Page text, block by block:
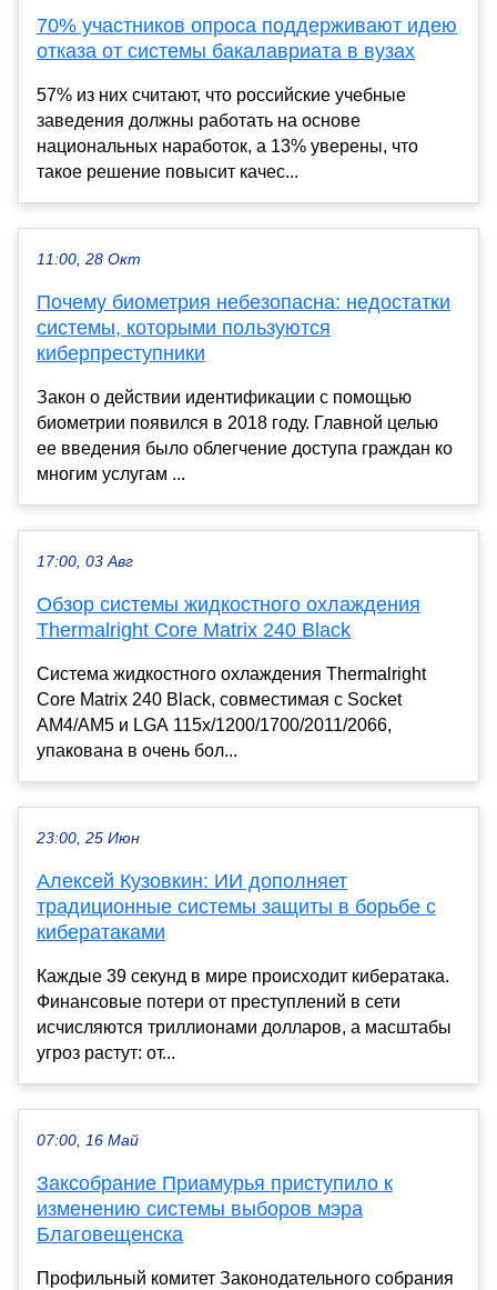
70% участников опроса поддерживают идею
отказа от системы бакалавриата в вузах
57% из них считают, что российские учебные
заведения должны работать на основе
национальных наработок, а 13% уверены, что
такое решение повысит качес...
11:00, 28 Окт
Почему биометрия небезопасна: недостатки
системы, которыми пользуются
киберпреступники
Закон о действии идентификации с помощью
биометрии появился в 2018 году. Главной целью
ее введения было облегчение доступа граждан ко
многим услугам ...
17:00, 03 Авг
Обзор системы жидкостного охлаждения
Thermalright Core Matrix 240 Black
Система жидкостного охлаждения Thermalright
Core Matrix 240 Black, совместимая с Socket
AM4/AM5 и LGA 115x/1200/1700/2011/2066,
упакована в очень бол...
23:00, 25 Июн
Алексей Кузовкин: ИИ дополняет
традиционные системы защиты в борьбе с
кибератаками
Каждые 39 секунд в мире происходит кибератака.
Финансовые потери от преступлений в сети
исчисляются триллионами долларов, а масштабы
угроз растут: от...
07:00, 16 Май
Заксобрание Приамурья приступило к
изменению системы выборов мэра
Благовещенска
Профильный комитет Законодательного собрания